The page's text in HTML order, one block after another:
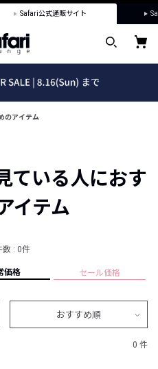
Safari公式通販サイト
のアイテム
ている人におす
イテム
数 : 0件
価格 セール価格
おすすめ順
0 件